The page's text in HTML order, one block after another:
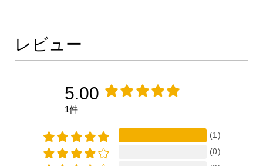
レビュー
5.00
1件
(1)
(0)